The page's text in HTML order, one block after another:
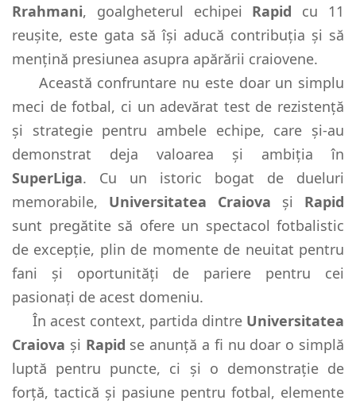
Rrahmani, goalgheterul echipei Rapid cu 11
reușite, este gata să își aducă contribuția și să
mențină presiunea asupra apărării craiovene.
Această confruntare nu este doar un simplu
meci de fotbal, ci un adevărat test de rezistență
și strategie pentru ambele echipe, care și-au
demonstrat deja valoarea și ambiția în
SuperLiga. Cu un istoric bogat de dueluri
memorabile, Universitatea Craiova și Rapid
sunt pregătite să ofere un spectacol fotbalistic
de excepție, plin de momente de neuitat pentru
fani și oportunități de pariere pentru cei
pasionați de acest domeniu.
În acest context, partida dintre Universitatea
Craiova și Rapid se anunță a fi nu doar o simplă
luptă pentru puncte, ci și o demonstrație de
forță, tactică și pasiune pentru fotbal, elemente